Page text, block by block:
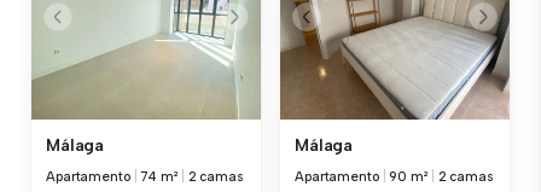
Málaga
Apartamento |74 m² 2 camas
Málaga
Apartamento |90 m² 2 camas